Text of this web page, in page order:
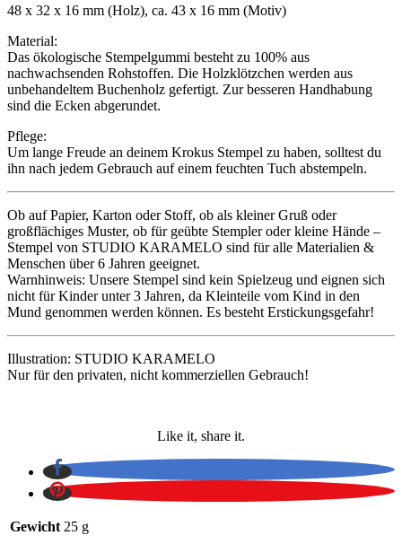
48 x 32 x 16 mm (Holz), ca. 43 x 16 mm (Motiv)
Material:
Das ökologische Stempelgummi besteht zu 100% aus
nachwachsenden Rohstoffen. Die Holzklötzchen werden aus
unbehandeltem Buchenholz gefertigt. Zur besseren Handhabung
sind die Ecken abgerundet.
Pflege:
Um lange Freude an deinem Krokus Stempel zu haben, solltest du
ihn nach jedem Gebrauch auf einem feuchten Tuch abstempeln.
Ob auf Papier, Karton oder Stoff, ob als kleiner Gruß oder
großflächiges Muster, ob für geübte Stempler oder kleine Hände –
Stempel von STUDIO KARAMELO sind für alle Materialien &
Menschen über 6 Jahren geeignet.
Warnhinweis: Unsere Stempel sind kein Spielzeug und eignen sich
nicht für Kinder unter 3 Jahren, da Kleinteile vom Kind in den
Mund genommen werden können. Es besteht Erstickungsgefahr!
Illustration: STUDIO KARAMELO
Nur für den privaten, nicht kommerziellen Gebrauch!
Like it, share it.
Gewicht 25 g